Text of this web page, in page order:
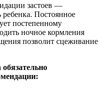
застоев —
ребенка. Постоянное
постепенному
ночное кормления
позволит сцеживание